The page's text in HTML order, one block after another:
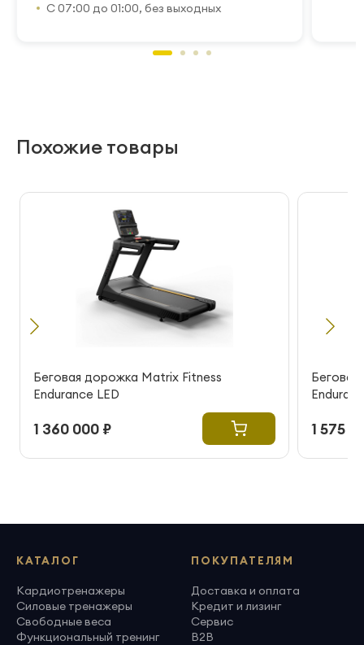
С 07:00 до 01:00, без выходных
Похожие товары
Беговая дорожка Matrix Fitness
Endurance LED
1 360 000 ₽ 1 575
КАТАЛОГ
Кардиотренажеры
Силовые тренажеры
Свободные веса
Функциональный тренинг
ПОКУПАТЕЛЯМ
Доставка и оплата
Кредит и лизинг
Сервис
B2B